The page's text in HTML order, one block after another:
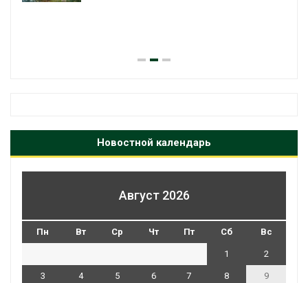
Новостной календарь
Август 2026
Пн Вт Ср Чт Пт Сб Вс
1 2
3 4 5 6 7 8 9